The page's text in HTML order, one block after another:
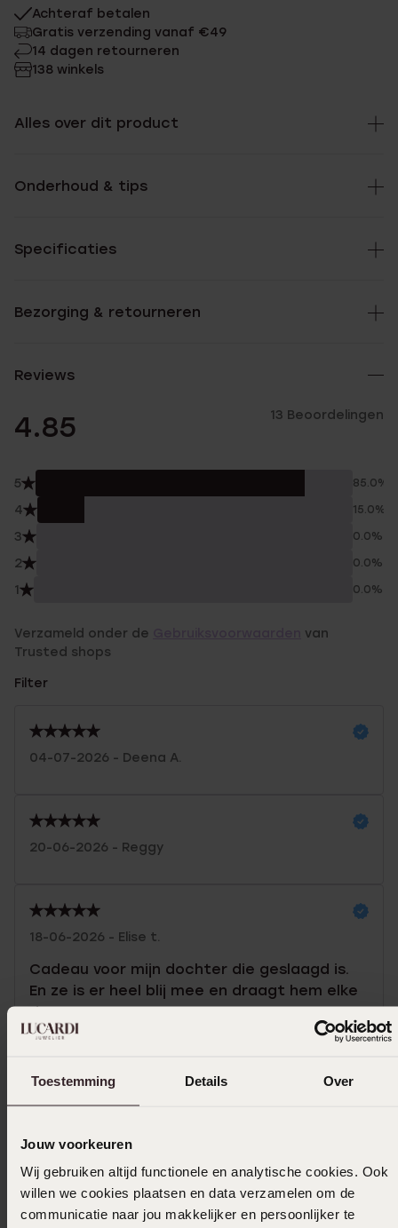
Toestemming Details Over
Jouw voorkeuren
Wij gebruiken altijd functionele en analytische cookies. Ook
willen we cookies plaatsen en data verzamelen om de
communicatie naar jou makkelijker en persoonlijker te
Achteraf betalen
Gratis verzending vanaf €49
14 dagen retourneren
138 winkels
Alles over dit product
Onderhoud & tips
Specificaties
Bezorging & retourneren
Reviews
4.85 13 Beoordelingen
5 85.0%
4 15.0%
3 0.0%
2 0.0%
1 0.0%
Verzameld onder de
van
Trusted shops
Filter
04-07-2026 - Deena A.
20-06-2026 - Reggy
18-06-2026 - Elise t.
Cadeau voor mijn dochter die geslaagd is.
En ze is er heel blij mee en draagt hem elke
dag.
Selecteer maat & bestel
Ook leuk voor jou